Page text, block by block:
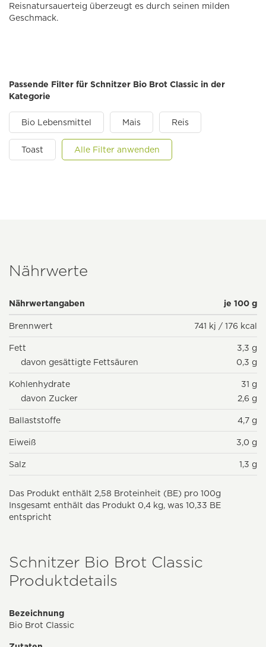
Reisnatursauerteig überzeugt es durch seinen milden
Geschmack.
Passende Filter für Schnitzer Bio Brot Classic in der
Kategorie
Bio Lebensmittel Mais Reis
Toast Alle Filter anwenden
Nährwerte
Nährwertangaben je 100 g
Brennwert 741 kj / 176 kcal
Fett
3,3 g
davon gesättigte Fettsäuren
0,3 g
Kohlenhydrate
31 g
davon Zucker
2,6 g
Ballaststoffe 4,7 g
Eiweiß 3,0 g
Salz 1,3 g
Das Produkt enthält 2,58 Broteinheit (BE) pro 100g
Insgesamt enthält das Produkt 0,4 kg, was 10,33 BE
entspricht
Schnitzer Bio Brot Classic
Produktdetails
Bezeichnung
Bio Brot Classic